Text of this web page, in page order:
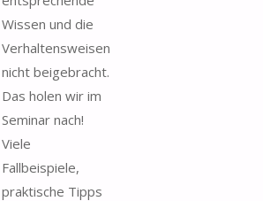
Wissen und die
Verhaltensweisen
nicht beigebracht.
Das holen wir im
Seminar nach!
Viele
Fallbeispiele,
praktische Tipps